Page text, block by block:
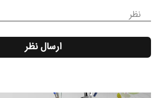
نظر
ارسال نظر